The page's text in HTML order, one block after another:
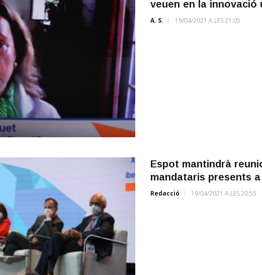
veuen en la innovació
A. S. 19/04/2021 A LES 21:05
Espot mantindrà
mandataris presents
Redacció 19/04/2021 A LES 20:55